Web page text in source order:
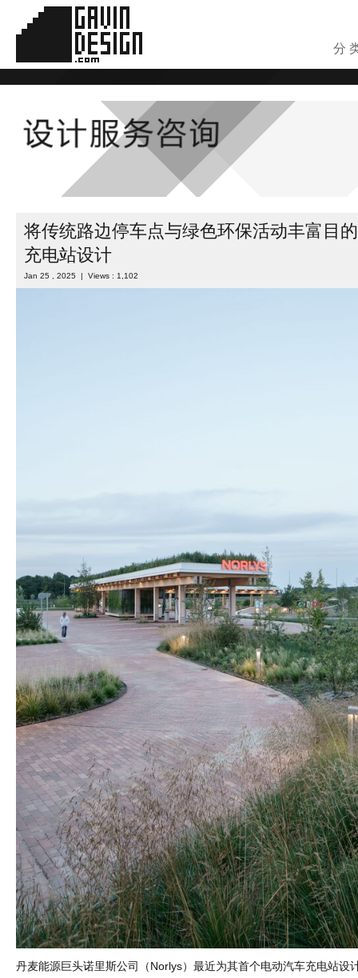
分
将传统路边停车点与绿色环保活动丰富目
充电站设计
Jan 25 , 2025 | Views : 1,102
丹麦能源巨头诺里斯公司（Norlys）最近为其首个电动汽车充电站设